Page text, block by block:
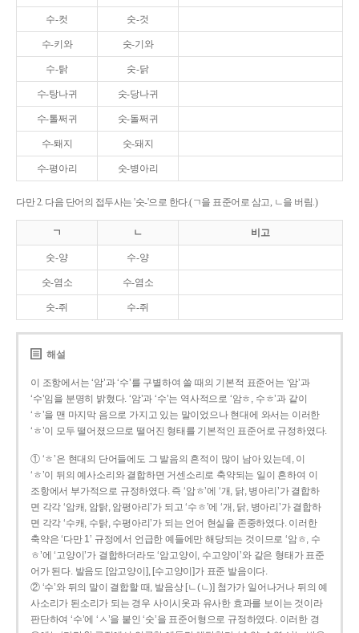
수-컷 숫-것
수-키와 숫-기와
수-탉 숫-닭
수-탕나귀 숫-당나귀
수-톨쩌귀 숫-돌쩌귀
수-퇘지 숫-돼지
수-평아리 숫-병아리
다만 2. 다음 단어의 접두사는 '숫-'으로 한다.(ㄱ을 표준어로 삼고, ㄴ을 버림.)
ㄱ ㄴ 비고
숫-양 수-양
숫-염소 수-염소
숫-쥐 수-쥐
해설
이 조항에서는 ‘암’과 ‘수’를 구별하여 쓸 때의 기본적 표준어는 ‘암’과
‘수’임을 분명히 밝혔다. ‘암’과 ‘수’는 역사적으로 ‘암ㅎ, 수ㅎ’과 같이
‘ㅎ’을 맨 마지막 음으로 가지고 있는 말이었으나 현대에 와서는 이러한
‘ㅎ’이 모두 떨어졌으므로 떨어진 형태를 기본적인 표준어로 규정하였다.
① ‘ㅎ’은 현대의 단어들에도 그 발음의 흔적이 많이 남아 있는데, 이
‘ㅎ’이 뒤의 예사소리와 결합하면 거센소리로 축약되는 일이 흔하여 이
조항에서 부가적으로 규정하였다. 즉 ‘암ㅎ’에 ‘개, 닭, 병아리’가 결합하
면 각각 ‘암캐, 암탉, 암평아리’가 되고 ‘수ㅎ’에 ‘개, 닭, 병아리’가 결합하
면 각각 ‘수캐, 수탉, 수평아리’가 되는 언어 현실을 존중하였다. 이러한
축약은 ‘다만 1’ 규정에서 언급한 예들에만 해당되는 것이므로 ‘암ㅎ, 수
ㅎ’에 ‘고양이’가 결합하더라도 ‘암고양이, 수고양이’와 같은 형태가 표준
어가 된다. 발음도 [암고양이], [수고양이]가 표준 발음이다.
② ‘수’와 뒤의 말이 결합할 때, 발음상 [ㄴ(ㄴ)] 첨가가 일어나거나 뒤의 예
사소리가 된소리가 되는 경우 사이시옷과 유사한 효과를 보이는 것이라
판단하여 ‘수’에 ‘ㅅ’을 붙인 ‘숫’을 표준어형으로 규정하였다. 이러한 경